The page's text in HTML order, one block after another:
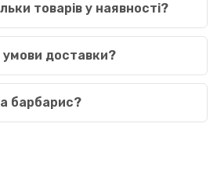
товарів у наявності?
умови доставки?
барбарис?